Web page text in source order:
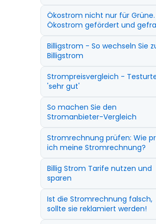
Ökostrom nicht nur für Grüne.
Ökostrom gefördert und
Billigstrom - So wechseln Sie
Billigstrom
Strompreisvergleich -
'sehr gut'
So machen Sie den
Stromanbieter-Vergleich
Stromrechnung prüfen: Wie
ich meine Stromrechnung?
Billig Strom Tarife nutzen und
sparen
Ist die Stromrechnung falsch,
sollte sie reklamiert werden!